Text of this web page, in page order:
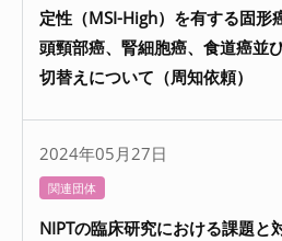
定性（MSI-High）を有する固形
頭頸部癌、腎細胞癌、食道癌並
切替えについて（周知依頼）
2024年05月27日
関連団体
NIPTの臨床研究における課題と